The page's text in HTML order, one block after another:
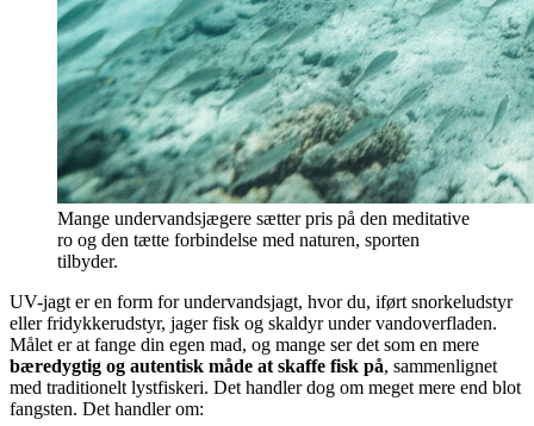
Mange undervandsjægere sætter pris på den meditative
ro og den tætte forbindelse med naturen, sporten
tilbyder.
UV-jagt er en form for undervandsjagt, hvor du, iført snorkeludstyr
eller fridykkerudstyr, jager fisk og skaldyr under vandoverfladen.
Målet er at fange din egen mad, og mange ser det som en mere
bæredygtig og autentisk måde at skaffe fisk på, sammenlignet
med traditionelt lystfiskeri. Det handler dog om meget mere end blot
fangsten. Det handler om: